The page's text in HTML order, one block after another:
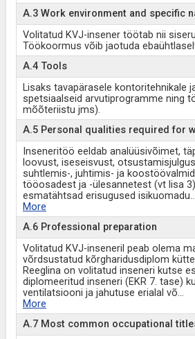
A.3 Work environment and specific
Volitatud KVJ-insener töötab nii
Töökoormus võib jaotuda
A.4 Tools
Lisaks tavapärasele kontoritehnikale
spetsiaalseid arvutiprogramme ning
mõõteriistu jms).
A.5 Personal qualities required for
Inseneritöö eeldab analüüsivõimet,
loovust, iseseisvust,
suhtlemis-, juhtimis- ja
tööosadest ja -ülesannetest (vt lisa
esmatähtsad erisugused isikuomadu...
More
A.6 Professional preparation
Volitatud KVJ-inseneril peab olema
võrdsustatud kõrgharidusdiplom
Reeglina on volitatud inseneri kutse
diplomeeritud inseneri (EKR 7. tase)
ventilatsiooni ja jahutuse erialal võ...
More
A.7 Most common occupational